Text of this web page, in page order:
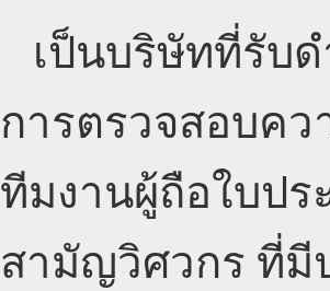
เป็นบริษัทที่รับ
การตรวจสอบค
ทีมงานผู้ถือใบป
สามัญวิศวกร ที่มี